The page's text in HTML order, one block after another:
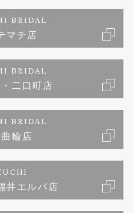
ーズプラン
BRIDAL
マチ店
BRIDAL
二口町店
BRIDAL
輪店
井エルパ店